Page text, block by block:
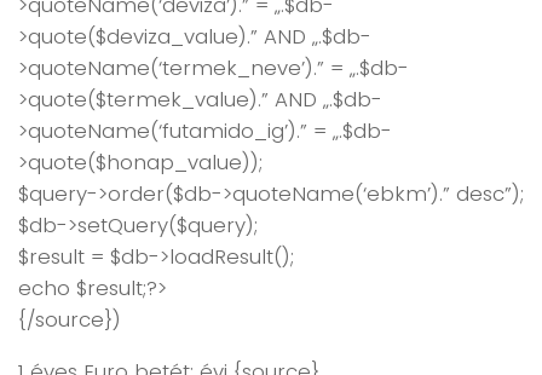
>quote($deviza_value).” AND „.$db-
>quoteName(‘termek_neve’).” = „.$db-
>quote($termek_value).” AND „.$db-
>quoteName(‘futamido_ig’).” = „.$db-
>quote($honap_value));
$query->order($db->quoteName(‘ebkm’).” desc”);
$db->setQuery($query);
$result = $db->loadResult();
echo $result;?>
{/source})